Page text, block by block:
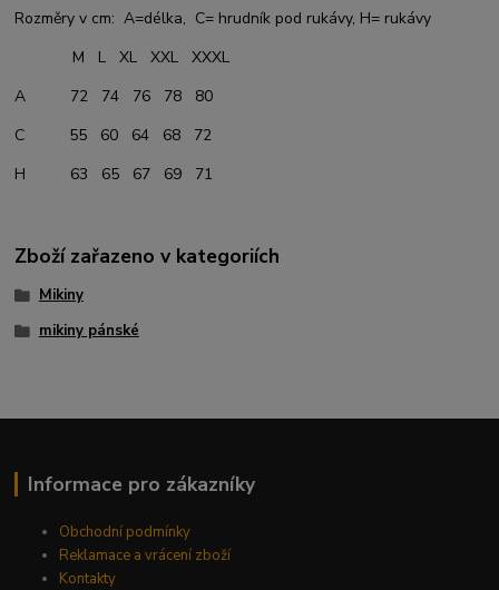
Rozměry v cm: A=délka, C= hrudník pod rukávy, H= rukávy
M L XL XXL XXXL
A 72 74 76 78 80
C 55 60 64 68 72
H 63 65 67 69 71
Zboží zařazeno v kategoriích
Mikiny
mikiny pánské
Informace pro zákazníky
Obchodní podmínky
Reklamace a vrácení zboží
Kontakty